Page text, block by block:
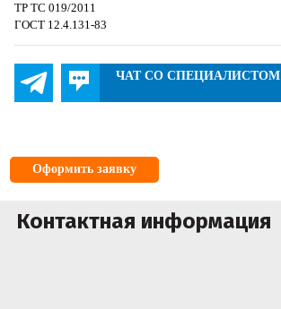
ТР ТС 019/2011
ГОСТ 12.4.131-83
ЧАТ СО СПЕЦИАЛИСТОМ
Оформить заявку
Контактная информация